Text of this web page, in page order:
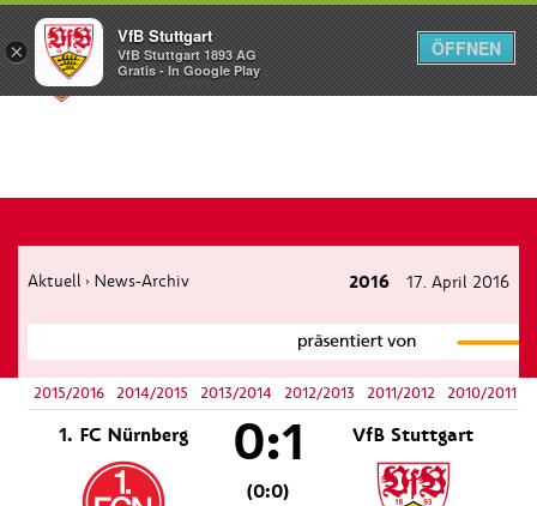
Menü
Aktuell › News-Archiv 2016 17. April 2016
2015/2016 2014/2015 2013/2014 2012/2013 2011/2012 2010/2011
1. FC Nürnberg VfB Stuttgart
0:1
(0:0)
×
VfB Stuttgart
VfB Stuttgart 1893 AG
Gratis - In Google Play
ÖFFNEN